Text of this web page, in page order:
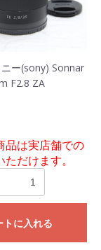
ニー(sony) Sonnar
F2.8 ZA
品は実店舗での
だけます。
トに入れる